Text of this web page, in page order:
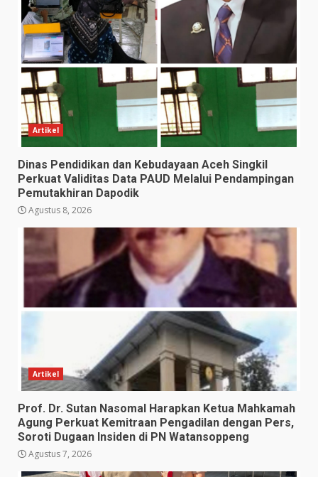
Artikel
Dinas Pendidikan dan Kebudayaan Aceh Singkil
Perkuat Validitas Data PAUD Melalui Pendampingan
Pemutakhiran Dapodik
Agustus 8, 2026
Artikel
Prof. Dr. Sutan Nasomal Harapkan Ketua Mahkamah
Agung Perkuat Kemitraan Pengadilan dengan Pers,
Soroti Dugaan Insiden di PN Watansoppeng
Agustus 7, 2026